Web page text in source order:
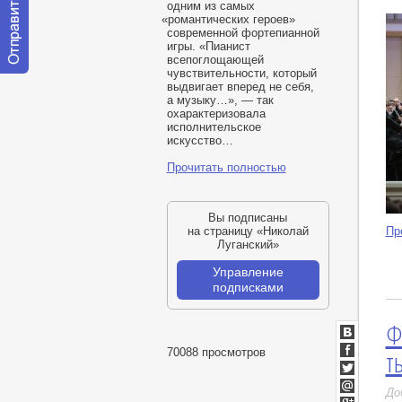
одним из самых
«романтических героев»
современной фортепианной
игры. «Пианист
всепоглощающей
чувствительности, который
выдвигает вперед не себя,
а музыку…», — так
охарактеризовала
исполнительское
искусство…
Прочитать полностью
Вы подписаны
на страницу «Николай
Луганский»
Управление
подписками
70088 просмотров
Facebook
Twitter